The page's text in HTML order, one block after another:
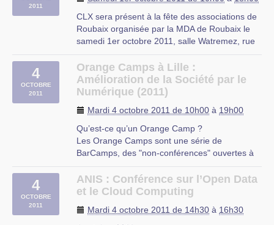
1, Place du palais de Justice
Namur, 5000
Belgium
2011
CLX sera présent à la fête des associations de
Roubaix organisée par la MDA de Roubaix le
samedi 1er octobre 2011, salle Watremez, rue
De 10h à 18h, des bénévoles de CLX vous
attendront pour vous présenter des logiciels
libres et répondront à toutes vos questions
Rue de l’Hospice
Roubaix
4
OCTOBRE
2011
Orange Camps à Lille :
Amélioration de la Société par le
Numérique (2011)
Mardi 4 octobre 2011 de 10h00 à 19h00
Qu’est-ce qu’un Orange Camp ?
Les Orange Camps sont une série de
BarCamps, des "non-conférences" ouvertes à
tous participants" ! L’objectif des Orange
Camps : organiser une réflexion collective sur
4
OCTOBRE
2011
ANIS : Conférence sur l’Open Data
et le Cloud Computing
Mardi 4 octobre 2011 de 14h30 à 16h30